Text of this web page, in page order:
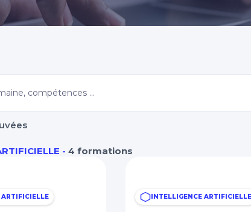
- 4 formations
INTELLIGENCE ARTIFICIELLE